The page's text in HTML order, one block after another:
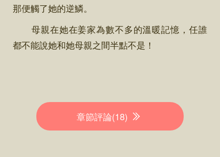
那便觸了她的逆鱗。
母親在她在姜家為數不多的溫暖記憶，任誰
都不能說她和她母親之間半點不是！
章節評論(18)